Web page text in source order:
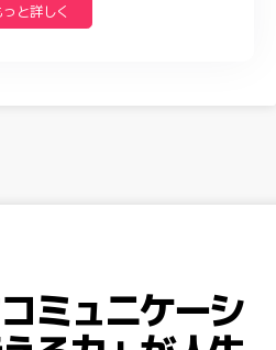
っと詳しく
ミュニケーシ